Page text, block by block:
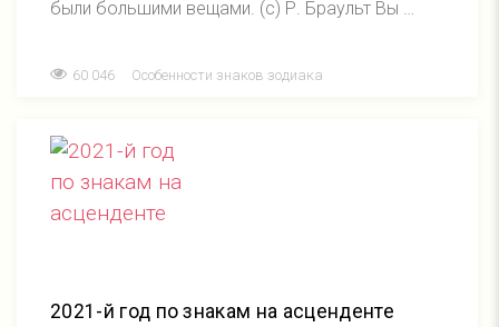
были большими вещами. (с) Р. Браульт Вы …
60 046 Особенности знаков зодиака
2021-й год по знакам на асценденте